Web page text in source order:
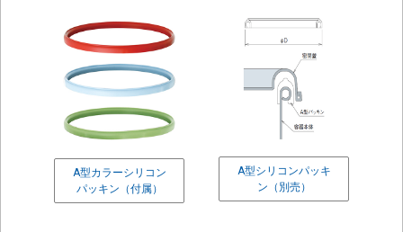
(+13200円)
A型カラーシリコン
パッキン（付属）
A型シリコンパッキ
ン（別売）